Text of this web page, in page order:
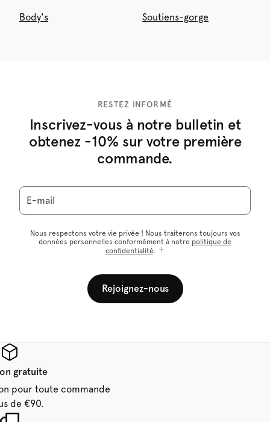
Body's Soutiens-gorge
RESTEZ INFORMÉ
Inscrivez-vous à notre bulletin et
obtenez -10% sur votre première
commande.
E-mail
Nous respectons votre vie privée ! Nous traiterons toujours vos
données personnelles conformément à notre politique de
confidentialité.
Rejoignez-nous
gratuite
pour toute commande
de €90.